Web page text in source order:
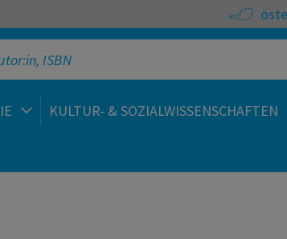
KULTUR- & SOZIALWISSENSCHAFTEN